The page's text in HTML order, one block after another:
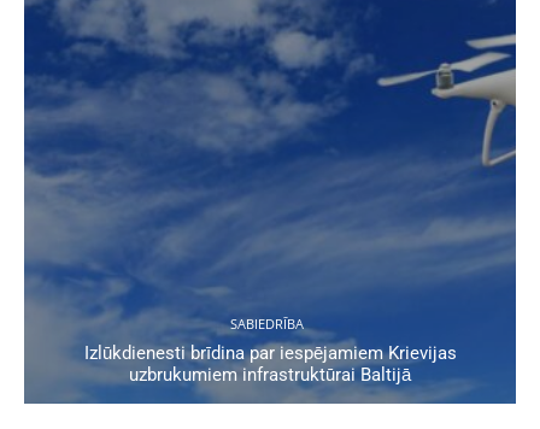
SABIEDRĪBA
Izlūkdienesti brīdina par iespējamiem Krievijas
uzbrukumiem infrastruktūrai Baltijā